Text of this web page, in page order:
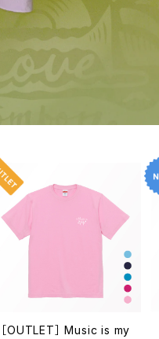
［OUTLET］ Music is my